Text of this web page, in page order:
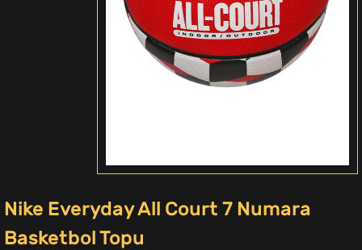
Nike Everyday All Court 7 Numara
Basketbol Topu